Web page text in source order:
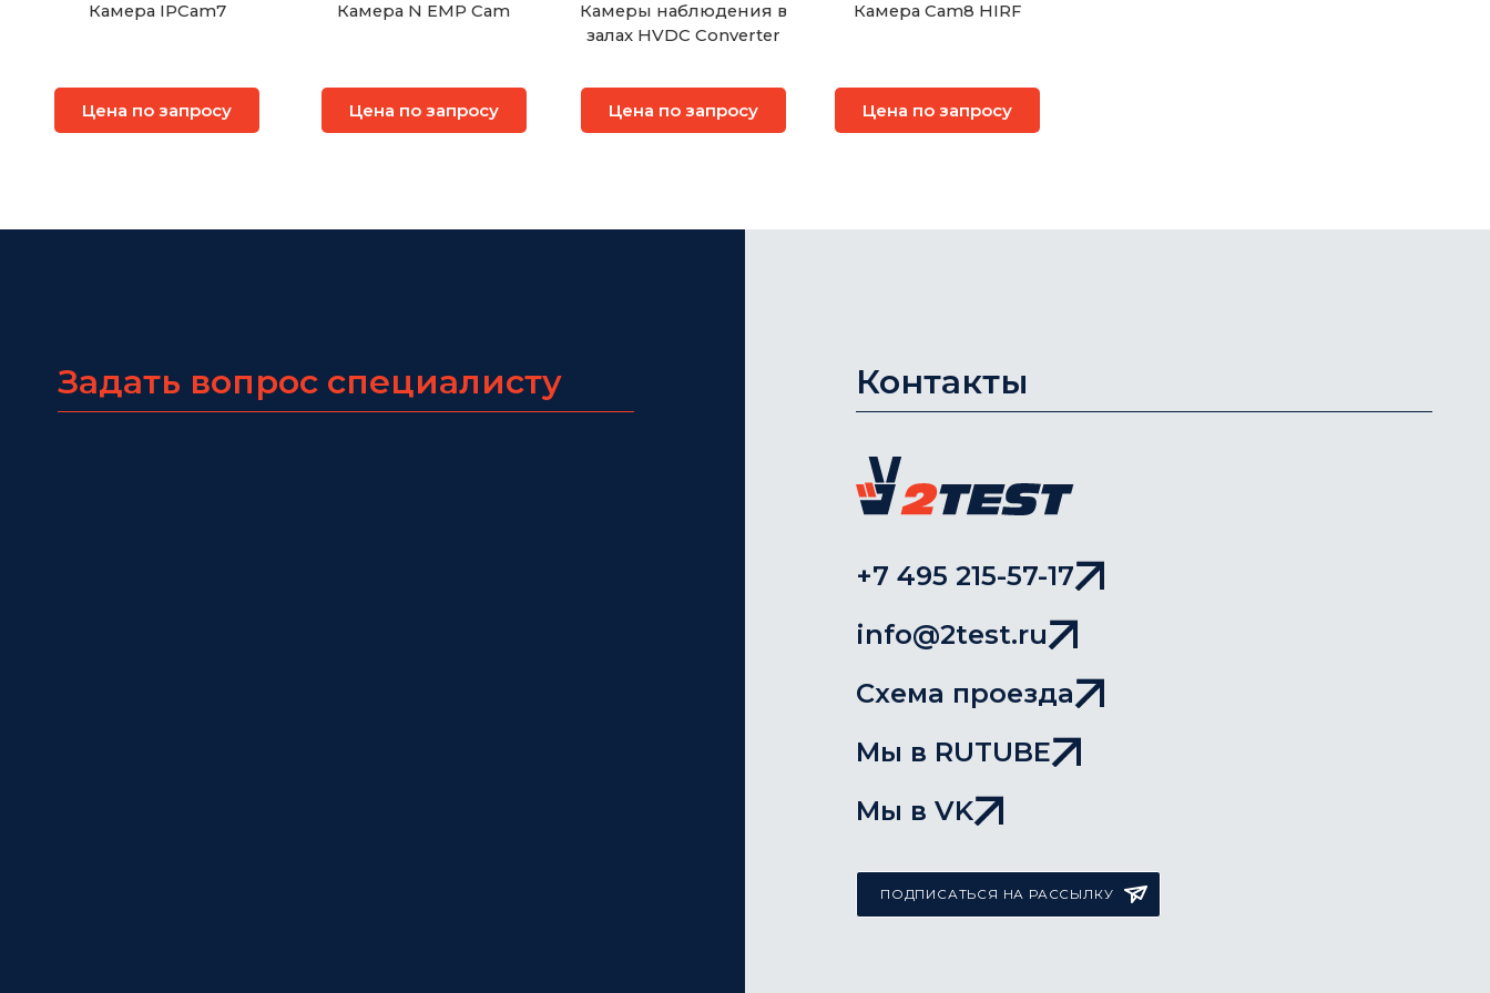
Камера IPCam7
Цена по запросу
Камера N EMP Cam
Цена по запросу
Камеры наблюдения в
залах HVDC Converter
Цена по запросу
Камера Cam8 HIRF
Цена по запросу
Задать вопрос специалисту Контакты
+7 495 215-57-17
info@2test.ru
Схема проезда
Мы в RUTUBE
Мы в VK
ПОДПИСАТЬСЯ НА РАССЫЛКУ